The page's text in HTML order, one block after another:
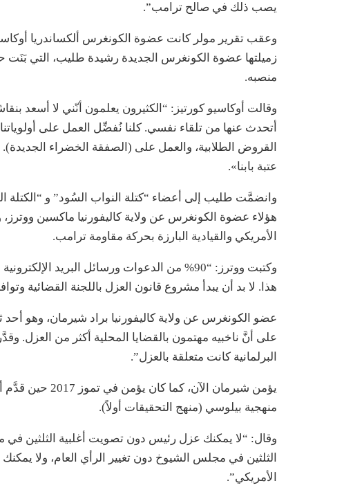
يصب ذلك في صالح ترامب”.
وعقب تقرير مولر كانت عضوة الكونغرس ألكساندريا
زميلتها عضوة الكونغرس الجديدة رشيدة طليب، التي
منصبه.
وقالت أوكاسيو كورتيز: “الكثيرون يعلمون أنّني لا أسعد
أتحدث عنها من تلقاء نفسي. كلنا نُفضِّل العمل على
القروض الطلابية، والعمل على (الصفقة الخضراء
عتبة بابنا».
وانضمَّت طليب إلى أعضاء “كتلة النواب السُود” و
هؤلاء عضوة الكونغرس عن ولاية كاليفورنيا ماكسين
الأمريكي والقيادية البارزة بحركة مقاومة ترامب.
وكتبت ووترز: “90% من الدعوات ورسائل البريد
هذا. لا بد أن يبدأ مشروع قانون العزل باللجنة القضائية
عضو الكونغرس عن ولاية كاليفورنيا براد شيرمان، وهو
البرلمانية كانت متعلقة بالعزل”.
يؤمن شيرمان
منهجية بيلوسي (منهج التحقيقات أولاً).
وقال: “لا يمكنك عزل رئيس دون تصويت أغلبية الثلثين
الثلثين في مجلس الشيوخ دون تغيير الرأي العام، ولا
الأمريكي”.